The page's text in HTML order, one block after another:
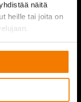
näitä
heille tai joita on